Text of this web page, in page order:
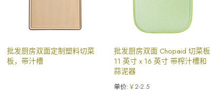
批发厨房双面定制塑料切菜
板，带汁槽
批发厨房双面 Chopaid 切菜板
11 英寸 x 16 英寸 带榨汁槽和
蒜泥器
单价:￥2-2.5